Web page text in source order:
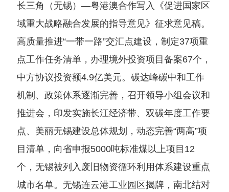
长三角（无锡）—粤港澳合作写入《促进国家区
域重大战略融合发展的指导意见》征求意见稿。
高质量推进“一带一路”交汇点建设，制定37项重
点工作任务清单，办理境外投资项目备案67个，
中方协议投资额4.9亿美元。碳达峰碳中和工作
机制、政策体系逐渐完善，召开领导小组会议和
推进会，印发实施长江经济带、双碳年度工作要
点、美丽无锡建设总体规划，动态完善“两高”项
目清单，向省申报5000吨标准煤以上项目12
个，无锡被列入废旧物资循环利用体系建设重点
城市名单。无锡连云港工业园区揭牌，南北结对